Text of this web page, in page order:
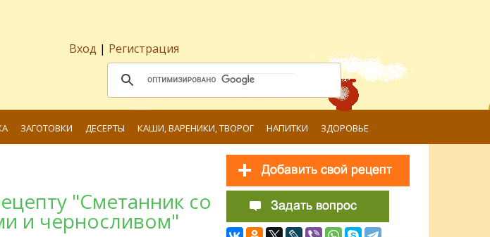
Вход | Регистрация
ЗАГОТОВКИ ДЕСЕРТЫ КАШИ, ВАРЕНИКИ, ТВОРОГ НАПИТКИ ЗДОРОВЬЕ
"Cметанник со
и черносливом"